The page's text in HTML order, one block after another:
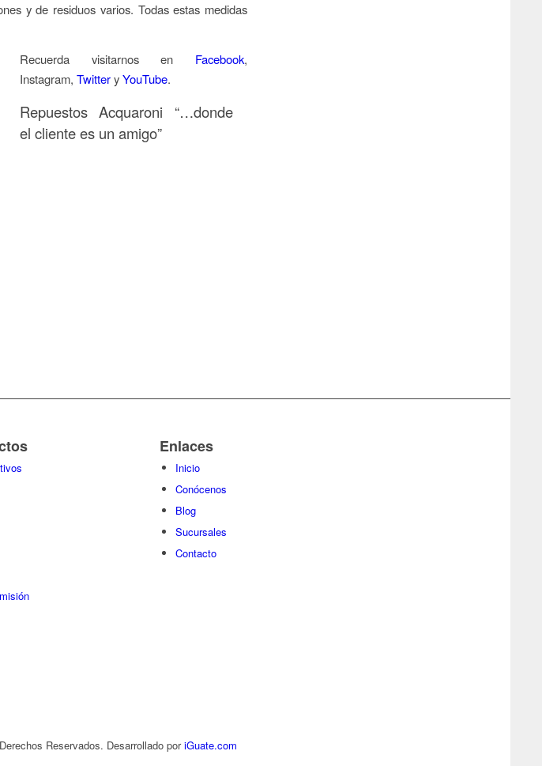
y de residuos varios. Todas estas medidas
Recuerda visitarnos en Facebook,
Instagram, TwitteryYouTube.
Repuestos Acquaroni “…donde
el cliente es un amigo”
Enlaces
Inicio
Conócenos
Blog
Sucursales
Contacto
Reservados. Desarrollado poriGuate.com